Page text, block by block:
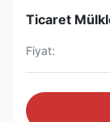
Ticaret
Fiyat: